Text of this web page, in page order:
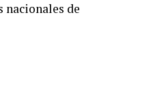
nacionales de